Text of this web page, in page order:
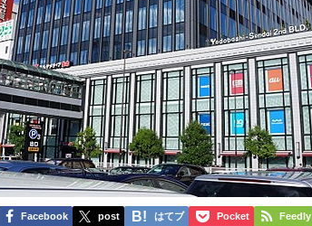
Facebook post はてブ Pocket Feedly